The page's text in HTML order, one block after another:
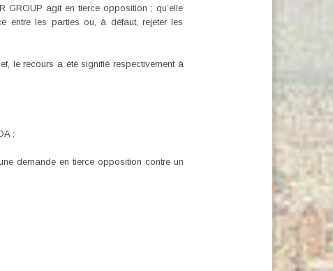
GROUP agit en tierce opposition ; qu’elle
entre les parties ou, à défaut, rejeter les
le recours a été signifié respectivement à
;
demande en tierce opposition contre un